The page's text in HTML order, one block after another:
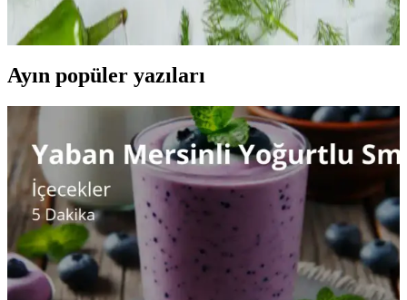
ve protein kombinasyonlarıyla pratik, besleyici yemek tarifleri
sunuluyor. Farklı pişirme yöntemleriyle çeşitlilik sağlanır.
Ayın popüler yazıları